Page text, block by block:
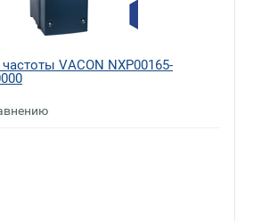
VACON NXP00165-